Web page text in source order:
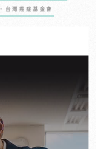
台灣癌症基金會